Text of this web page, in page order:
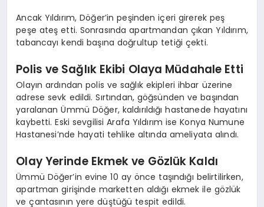
Ancak Yıldırım, Döğer’in peşinden içeri girerek peş
peşe ateş etti. Sonrasında apartmandan çıkan Yıldırım,
tabancayı kendi başına doğrultup tetiği çekti.
Polis ve Sağlık Ekibi Olaya Müdahale Etti
Olayın ardından polis ve sağlık ekipleri ihbar üzerine
adrese sevk edildi. Sırtından, göğsünden ve başından
yaralanan Ümmü Döğer, kaldırıldığı hastanede hayatını
kaybetti. Eski sevgilisi Arafa Yıldırım ise Konya Numune
Hastanesi’nde hayati tehlike altında ameliyata alındı.
Olay Yerinde Ekmek ve Gözlük Kaldı
Ümmü Döğer’in evine 10 ay önce taşındığı belirtilirken,
apartman girişinde marketten aldığı ekmek ile gözlük
ve çantasının yere düştüğü tespit edildi.